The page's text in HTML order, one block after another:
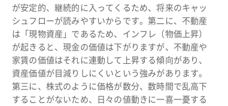
が安定的、継続的に入ってくるため、将来のキャッ
シュフローが読みやすいからです。第二に、不動産
は「現物資産」であるため、インフレ（物価上昇）
が起きると、現金の価値は下がりますが、不動産や
家賃の価値はそれに連動して上昇する傾向があり、
資産価値が目減りしにくいという強みがあります。
第三に、株式のように価格が数分、数時間で乱高下
することがないため、日々の値動きに一喜一憂する